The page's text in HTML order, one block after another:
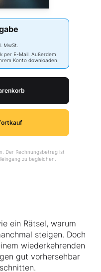
MwSt.
per E-Mail. Außerdem
Konto downloaden.
Der Rechnungsbetrag ist
zu begleichen.
ein Rätsel, warum
steigen. Doch
wiederkehrenden
gut vorhersehbar